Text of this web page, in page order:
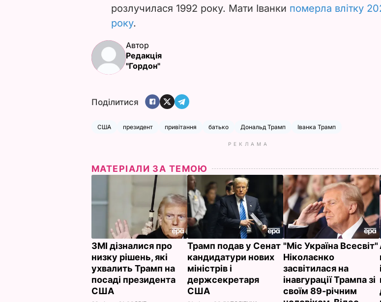
розлучилася 1992 року. Мати Іванки померла влітку
року.
Автор
Редакція
"Гордон"
Поділитися
США президент привітання батько Дональд Трамп Іванка Трамп
РЕКЛАМА
МАТЕРІАЛИ ЗА ТЕМОЮ
ЗМІ дізналися про
низку рішень, які
ухвалить Трамп на
посаді президента
США
Трамп подав у Сенат
кандидатури нових
міністрів і
держсекретаря
США
"Міс Україна Всесвіт"
Ніколаєнко
засвітилася на
інавгурації Трампа зі
своїм 89-річним